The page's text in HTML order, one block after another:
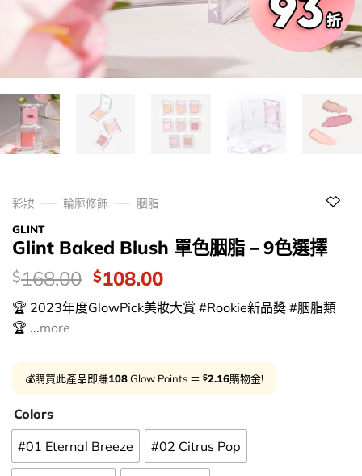
彩妝 輪廓修飾
胭脂
GLINT
Glint Baked Blush 單色胭脂 – 9色選擇
價
錢：
$168.00 Original
price
was:
$108.00Current
price
is:
🏆 2023年度GlowPick美妝大賞 #Rookie新品奬 #胭脂類
🏆 ...more
💰購買此產品即賺108Glow Points ＝ $2.16購物金!
Colors
#01 Eternal Breeze #02 Citrus Pop